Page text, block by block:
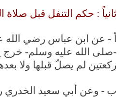
ثانياً : حكم التنفل قبل صلاة
أ - عن ابن عباس رضي الله
-صلى الله عليه وسلم-
ركعتين لم يصلّ قبلها ولا
ب - وعن أبي سعيد الخدري